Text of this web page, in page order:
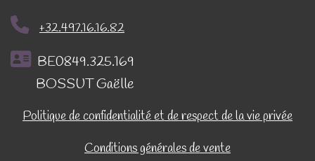
+32.497.16.16.82
BE0849.325.169
BOSSUT Gaëlle
Politique de confidentialité et de respect de la vie privée
Conditions générales de vente